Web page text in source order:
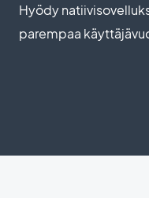
Hyödy
parempaa